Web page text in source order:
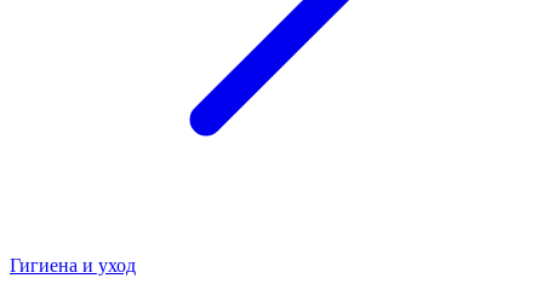
Гигиена и уход